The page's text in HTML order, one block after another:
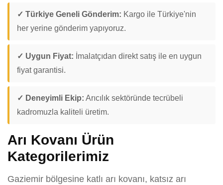
✓ Türkiye Geneli Gönderim: Kargo ile Türkiye'nin
her yerine gönderim yapıyoruz.
✓ Uygun Fiyat: İmalatçıdan direkt satış ile en uygun
fiyat garantisi.
✓ Deneyimli Ekip: Arıcılık sektöründe tecrübeli
kadromuzla kaliteli üretim.
Arı Kovanı Ürün
Kategorilerimiz
Gaziemir bölgesine katlı arı kovanı, katsız arı